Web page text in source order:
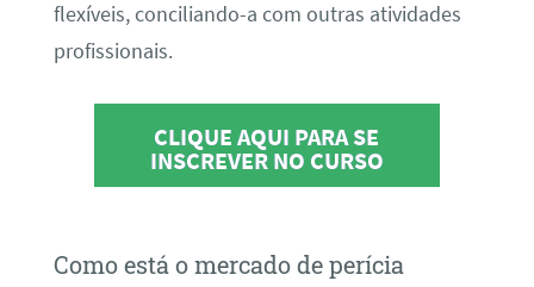
flexíveis, conciliando-a com outras atividades
profissionais.
CLIQUE AQUI PARA SE
INSCREVER NO CURSO
Como está o mercado de perícia